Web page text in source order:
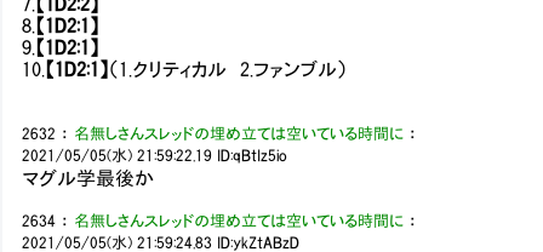
8. 【1D2:1】
9. 【1D2:1】
10. 【1D2:1】 （1.クリティカル 2.ファンブル）
2632 ： 名無しさんスレッドの埋め立ては空いている時間に ：
2021/05/05(水) 21:59:22.19 ID:qBtIz5io
マグル学最後か
2634 ： 名無しさんスレッドの埋め立ては空いている時間に ：
2021/05/05(水) 21:59:24.83 ID:ykZtABzD